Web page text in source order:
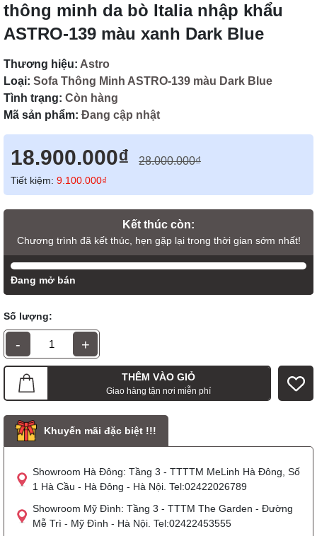
thông minh da bò Italia nhập khẩu
ASTRO-139 màu xanh Dark Blue
Thương hiệu: Astro
Loại: Sofa Thông Minh ASTRO-139 màu Dark Blue
Tình trạng: Còn hàng
Mã sản phẩm: Đang cập nhật
18.900.000₫ 28.000.000₫
Tiết kiệm: 9.100.000₫
Kết thúc còn:
Chương trình đã kết thúc, hẹn gặp lại trong thời gian sớm nhất!
Đang mở bán
Số lượng:
- +
THÊM VÀO GIỎ
Giao hàng tận nơi miễn phí
Khuyến mãi đặc biệt !!!
Showroom Hà Đông: Tầng 3 - TTTTM MeLinh Hà Đông, Số
1 Hà Cầu - Hà Đông - Hà Nội. Tel:02422026789
Showroom Mỹ Đình: Tầng 3 - TTTM The Garden - Đường
Mễ Trì - Mỹ Đình - Hà Nội. Tel:02422453555